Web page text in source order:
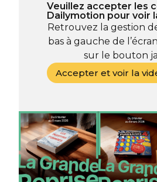
Veuillez accepter les
Dailymotion pour voir
Retrouvez la gestion
bas à gauche de
sur le bouton
Accepter et voir la